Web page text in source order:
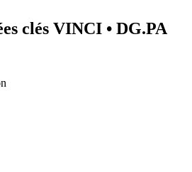
clés VINCI • DG.PA